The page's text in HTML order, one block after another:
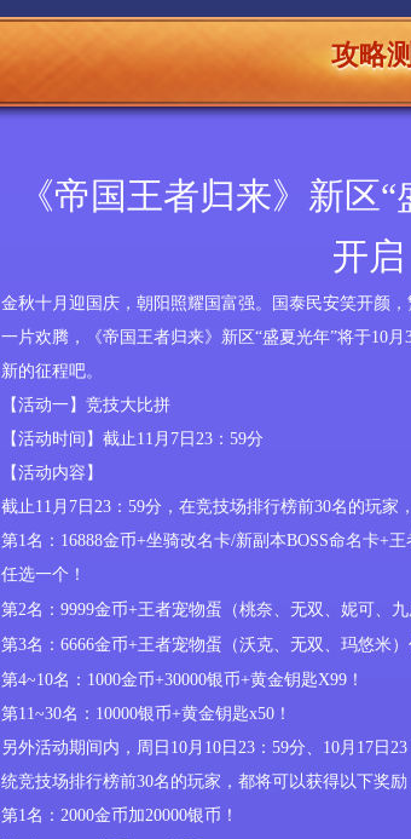
攻略
《帝国王者归来》新区
开启
金秋十月迎国庆，朝阳照耀国富强。国泰民安笑开颜
一片欢腾，《帝国王者归来》新区“盛夏光年”将于10月
新的征程吧。
【活动一】 竞技大比拼
【活动时间】截止 11 月 7日 23： 59分
【活动内容】
截止11 月 7日 23： 59分 ， 在竞技场排行榜前30名的玩家
第1名：16888金币+坐骑改名卡/新副本BOSS命名卡+王
任选一个！
第2名：9999金币+王者宠物蛋（桃奈、无双、 妮可、
第3名：6666金币+王者宠物蛋（沃克、无双、玛悠米）
第4~10名： 1000金币+30000银币+黄金钥匙X99！
第11~30名： 10000银币+黄金钥匙x50！
另外活动期间内，周日 10月 10日 23： 59分、 10月 17日 23
统竞技场排行榜前30名的玩家， 都将可以获得以下奖励
第1名： 2000金币加20000银币 ！